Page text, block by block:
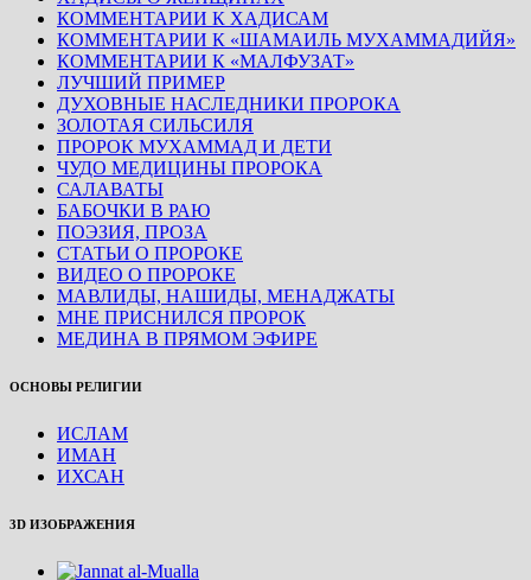
КОММЕНТАРИИ К ХАДИСАМ
КОММЕНТАРИИ К «ШАМАИЛЬ МУХАММАДИЙЯ»
КОММЕНТАРИИ К «МАЛФУЗАТ»
ЛУЧШИЙ ПРИМЕР
ДУХОВНЫЕ НАСЛЕДНИКИ ПРОРОКА
ЗОЛОТАЯ СИЛЬСИЛЯ
ПРОРОК МУХАММАД И ДЕТИ
ЧУДО МЕДИЦИНЫ ПРОРОКА
САЛАВАТЫ
БАБОЧКИ В РАЮ
ПОЭЗИЯ, ПРОЗА
СТАТЬИ О ПРОРОКЕ
ВИДЕО О ПРОРОКЕ
МАВЛИДЫ, НАШИДЫ, МЕНАДЖАТЫ
МНЕ ПРИСНИЛСЯ ПРОРОК
МЕДИНА В ПРЯМОМ ЭФИРЕ
ОСНОВЫ РЕЛИГИИ
ИСЛАМ
ИМАН
ИХСАН
3D ИЗОБРАЖЕНИЯ